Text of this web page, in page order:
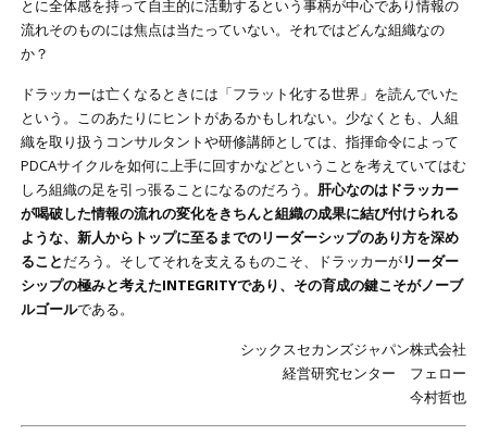
とに全体感を持って自主的に活動するという事柄が中心であり情報の
流れそのものには焦点は当たっていない。それではどんな組織なの
か？
ドラッカーは亡くなるときには「フラット化する世界」を読んでいた
という。このあたりにヒントがあるかもしれない。少なくとも、人組
織を取り扱うコンサルタントや研修講師としては、指揮命令によって
PDCAサイクルを如何に上手に回すかなどということを考えていてはむ
しろ組織の足を引っ張ることになるのだろう。 肝心なのはドラッカー
が喝破した情報の流れの変化をきちんと組織の成果に結び付けられる
ような、新人からトップに至るまでのリーダーシップのあり方を深め
ることだろう。そしてそれを支えるものこそ、ドラッカーがリーダー
シップの極みと考えたINTEGRITYであり、その育成の鍵こそがノーブ
ルゴールである。
シックスセカンズジャパン株式会社
経営研究センター フェロー
今村哲也